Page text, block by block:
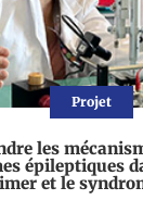
Projet
les
épileptiques
et le